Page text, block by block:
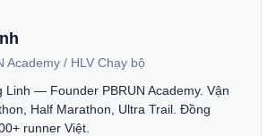
Academy / HLV Chạy bộ
Linh — Founder PBRUN Academy. Vận
Half Marathon, Ultra Trail. Đồng
runner Việt.